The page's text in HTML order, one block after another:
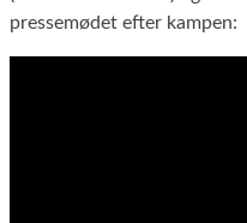
pressemødet efter kampen: